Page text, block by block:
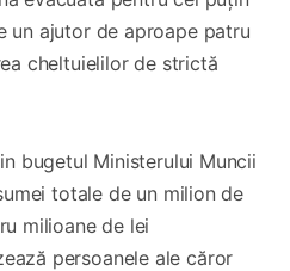
un ajutor de aproape patru
cheltuielilor de strictă
bugetul Ministerului Muncii
totale de un milion de
milioane de lei
persoanele ale căror